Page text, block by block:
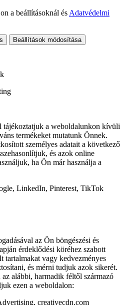
a beállításoknál és Adatvédelmi
Beállítások módosítása
tájékoztatjuk a weboldalunkon kívüli
termékeket mutatunk Önnek.
személyes adatait a következő
és azok online
ha Ön már használja a
LinkedIn, Pinterest, TikTok
az Ön böngészési és
érdeklődési köréhez szabott
tartalmakat vagy kedvezményes
és mérni tudjuk azok sikerét.
alábbi, harmadik féltől származó
ezen a weboldalon:
creativecdn.com